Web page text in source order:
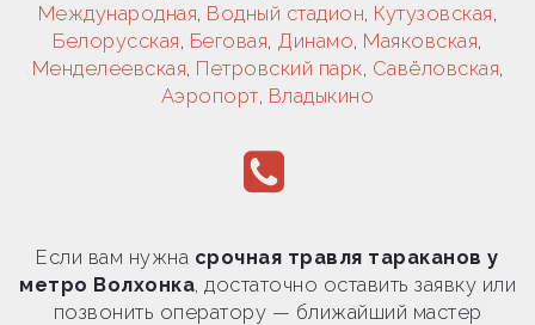
Международная, Водный стадион, Кутузовская,
Белорусская, Беговая, Динамо, Маяковская,
Менделеевская, Петровский парк, Савёловская,
Аэропорт, Владыкино
Если вам нужна срочная травля тараканов у
метро Волхонка, достаточно оставить заявку или
позвонить оператору — ближайший мастер